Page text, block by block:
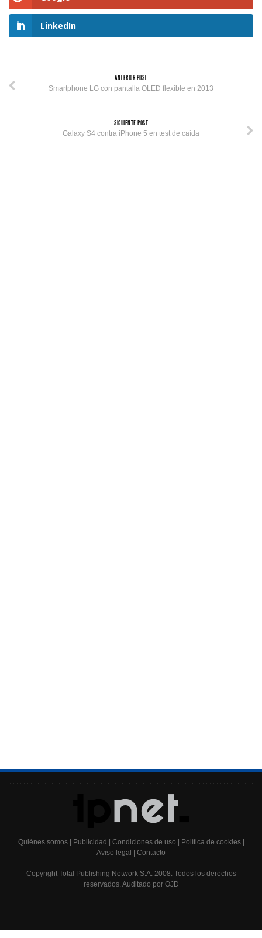
LinkedIn
ANTERIOR POST
Smartphone LG con pantalla OLED flexible en 2013
SIGUIENTE POST
Galaxy S4 contra iPhone 5 en test de caída
Quiénes somos | Publicidad | Condiciones de uso | Política de cookies |
Aviso legal | Contacto
Copyright Total Publishing Network S.A. 2008. Todos los derechos
reservados. Auditado por OJD